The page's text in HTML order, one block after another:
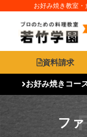
お好み焼き教室
資料請求
お好み焼きコー
フ